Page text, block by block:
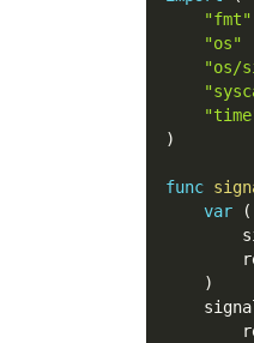
"fmt"
"os"
"os/
)
func
var
(
)